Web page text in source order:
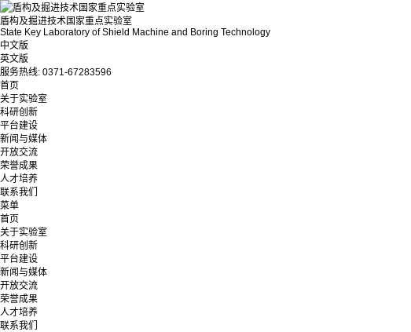
盾构及掘进技术国家重点实验室
State Key Laboratory of Shield Machine and Boring Technology
中文版
英文版
服务热线: 0371-67283596
首页
关于实验室
科研创新
平台建设
新闻与媒体
开放交流
荣誉成果
人才培养
联系我们
菜单
首页
关于实验室
科研创新
平台建设
新闻与媒体
开放交流
荣誉成果
人才培养
联系我们